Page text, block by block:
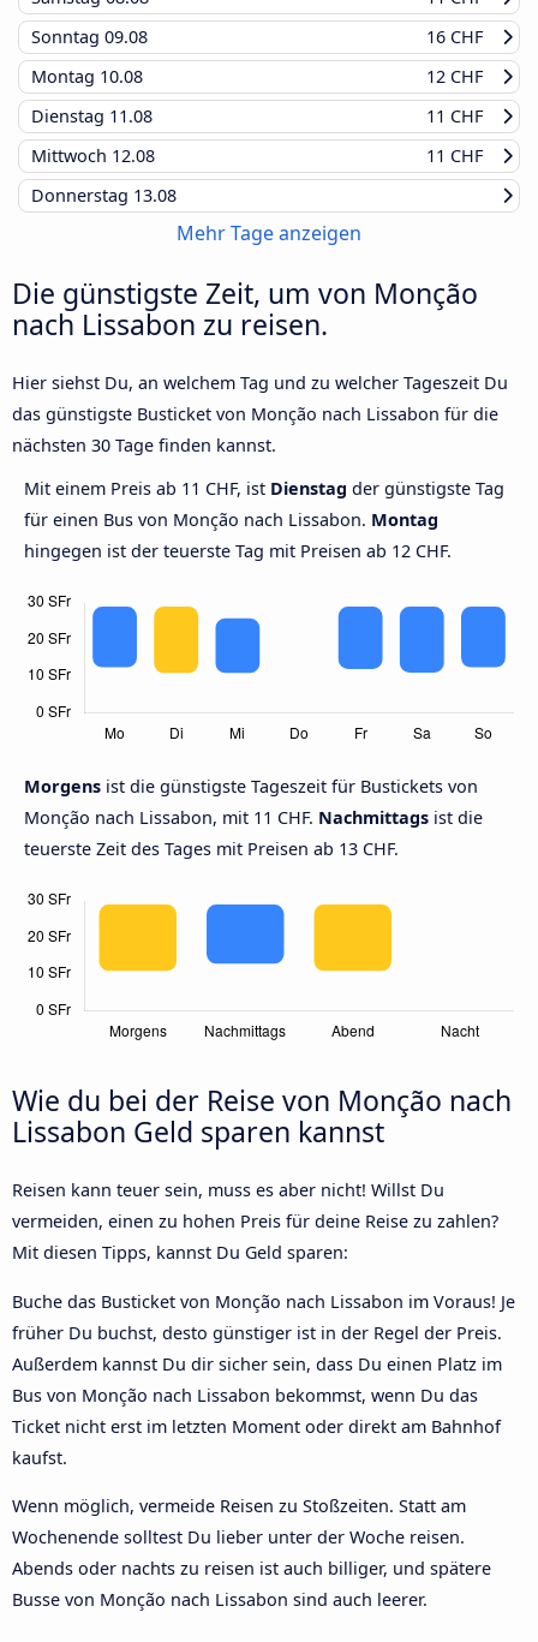
Sonntag 09.08
16 CHF
Montag 10.08
12 CHF
Dienstag 11.08
11 CHF
Mittwoch 12.08
11 CHF
Donnerstag 13.08
Mehr Tage anzeigen
Die günstigste Zeit, um von Monção
nach Lissabon zu reisen.
Hier siehst Du, an welchem Tag und zu welcher Tageszeit Du
das günstigste Busticket von Monção nach Lissabon für die
nächsten 30 Tage finden kannst.
Mit einem Preis ab 11 CHF, ist Dienstag der günstigste Tag
für einen Bus von Monção nach Lissabon. Montag
hingegen ist der teuerste Tag mit Preisen ab 12 CHF.
Morgens ist die günstigste Tageszeit für Bustickets von
Monção nach Lissabon, mit 11 CHF. Nachmittags ist die
teuerste Zeit des Tages mit Preisen ab 13 CHF.
Wie du bei der Reise von Monção nach
Lissabon Geld sparen kannst
Reisen kann teuer sein, muss es aber nicht! Willst Du
vermeiden, einen zu hohen Preis für deine Reise zu zahlen?
Mit diesen Tipps, kannst Du Geld sparen:
Buche das Busticket von Monção nach Lissabon im Voraus! Je
früher Du buchst, desto günstiger ist in der Regel der Preis.
Außerdem kannst Du dir sicher sein, dass Du einen Platz im
Bus von Monção nach Lissabon bekommst, wenn Du das
Ticket nicht erst im letzten Moment oder direkt am Bahnhof
kaufst.
Wenn möglich, vermeide Reisen zu Stoßzeiten. Statt am
Wochenende solltest Du lieber unter der Woche reisen.
Abends oder nachts zu reisen ist auch billiger, und spätere
Busse von Monção nach Lissabon sind auch leerer.